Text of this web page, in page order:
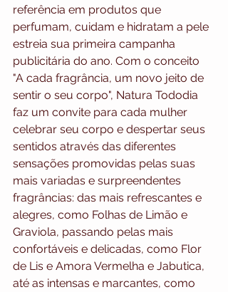
referência em produtos que
perfumam, cuidam e hidratam a pele
estreia sua primeira campanha
publicitária do ano. Com o conceito
"A cada fragrância, um novo jeito de
sentir o seu corpo", Natura Tododia
faz um convite para cada mulher
celebrar seu corpo e despertar seus
sentidos através das diferentes
sensações promovidas pelas suas
mais variadas e surpreendentes
fragrâncias: das mais refrescantes e
alegres, como Folhas de Limão e
Graviola, passando pelas mais
confortáveis e delicadas, como Flor
de Lis e Amora Vermelha e Jabutica,
até as intensas e marcantes, como